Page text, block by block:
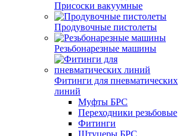
Присоски вакуумные
Продувочные пистолеты
Резьбонарезные машины
Фитинги для пневматических
линий
Муфты БРС
Переходники резьбовые
Фитинги
Штуцеры БРС